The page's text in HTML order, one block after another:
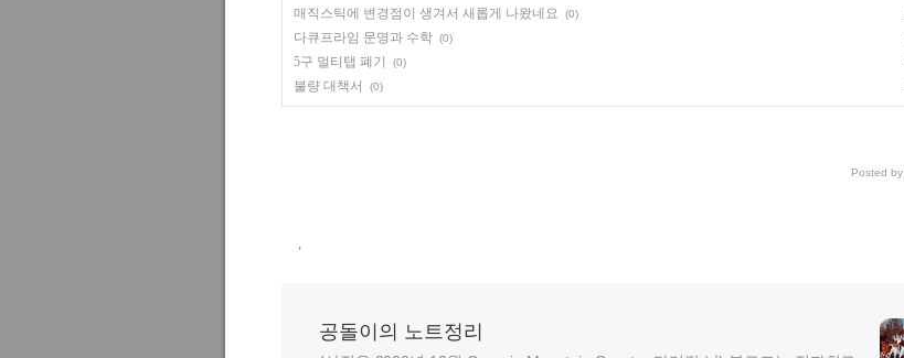
매직스틱에 변경점이 생겨서 새롭게 나왔네요 (0)
다큐프라임 문명과 수학 (0)
5구 멀티탭 폐기 (0)
불량 대책서 (0)
Posted by
,
공돌이의 노트정리